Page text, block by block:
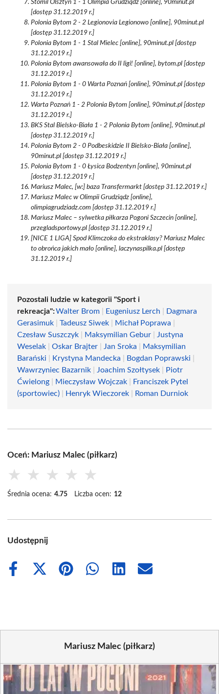
Stomil Olsztyn 1 - 1 Olimpia Grudziądz [online], 90minut.pl
[dostęp 31.12.2019 r.]
Polonia Bytom 2 - 2 Legionovia Legionowo [online], 90minut.pl
[dostęp 31.12.2019 r.]
Polonia Bytom 1 - 1 Stal Mielec [online], 90minut.pl [dostęp
31.12.2019 r.]
Polonia Bytom awansowała do II ligi! [online], bytom.pl [dostęp
31.12.2019 r.]
Polonia Bytom 1 - 0 Warta Poznań [online], 90minut.pl [dostęp
31.12.2019 r.]
Warta Poznań 1 - 2 Polonia Bytom [online], 90minut.pl [dostęp
31.12.2019 r.]
BKS Stal Bielsko-Biała 1 - 2 Polonia Bytom [online], 90minut.pl
[dostęp 31.12.2019 r.]
Polonia Bytom 2 - 0 Podbeskidzie II Bielsko-Biała [online],
90minut.pl [dostęp 31.12.2019 r.]
Polonia Bytom 1 - 0 Łysica Bodzentyn [online], 90minut.pl
[dostęp 31.12.2019 r.]
Mariusz Malec, [w:] baza Transfermarkt [dostęp 31.12.2019 r.]
Mariusz Malec w Olimpii Grudziądz [online],
olimpiagrudziadz.com [dostęp 31.12.2019 r.]
Mariusz Malec – sylwetka piłkarza Pogoni Szczecin [online],
przegladsportowy.pl [dostęp 31.12.2019 r.]
[NICE 1 LIGA] Spod Klimczoka do ekstraklasy? Mariusz Malec
to obrońca jakich mało [online], laczynaspilka.pl [dostęp
31.12.2019 r.]
Pozostali ludzie w kategorii "Sport i
rekreacja":Walter Brom Eugeniusz Lerch
Dagmara
Gerasimuk
Tadeusz Siwek Michał Poprawa
Czesław Suszczyk
Maksymilian Gebur
Justyna
Weselak
Oskar Brajter Jan Sroka
Maksymilian
Barański
Krystyna Mandecka Bogdan Poprawski
Wawrzyniec Bazarnik
Joachim Szołtysek
Piotr
Ćwielong
Mieczysław Wojczak
Franciszek Pytel
(sportowiec)
Henryk Wieczorek Roman Durniok
Oceń: Mariusz Malec (piłkarz)
★ ★ ★ ★ ★
Średnia ocena: 4.75 Liczba ocen: 12
Udostępnij
Share
Share
Share
Share
Share
Share
Mariusz Malec (piłkarz)